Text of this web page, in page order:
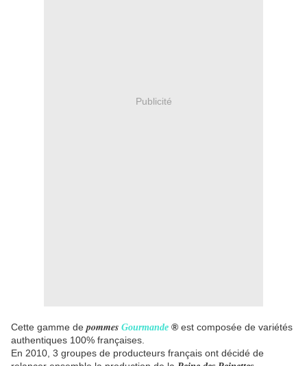
Publicité
Cette gamme de pommes Gourmande ® est composée de variétés
authentiques 100% françaises.
En 2010, 3 groupes de producteurs français ont décidé de